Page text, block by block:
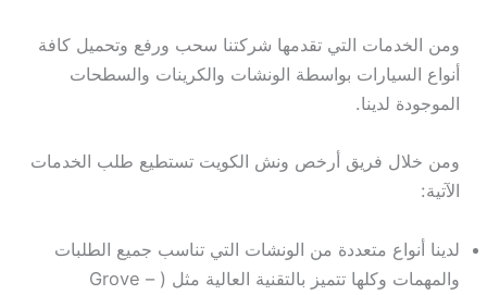
ومن الخدمات التي تقدمها شركتنا سحب ورفع وتحميل كافة
أنواع السيارات بواسطة الونشات والكرينات والسطحات
الموجودة لدينا.
ومن خلال فريق أرخص ونش الكويت تستطيع طلب الخدمات
الآتية:
لدينا أنواع متعددة من الونشات التي تناسب جميع الطلبات
والمهمات وكلها تتميز بالتقنية العالية مثل ( Grove –